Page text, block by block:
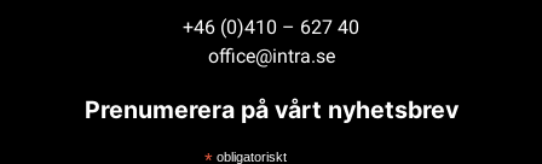
+46 (0)410 – 627 40
office@intra.se
Prenumerera på vårt nyhetsbrev
obligatoriskt